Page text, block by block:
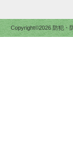
Copyright©2026 防犯・